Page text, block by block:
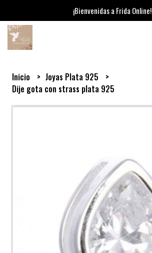
¡Bienvenidas a Frida Online!
Inicio
Joyas Plata 925
Dije gota con strass plata 925